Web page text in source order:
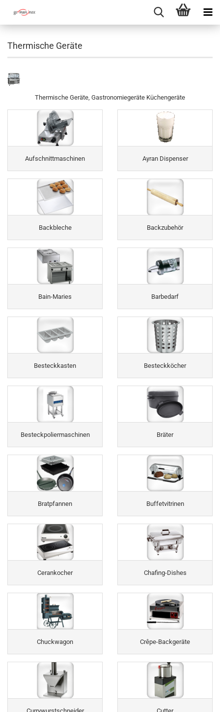
Thermische Geräte
Thermische Geräte, Gastronomiegeräte Küchengeräte
Aufschnittmaschinen Ayran Dispenser
Backbleche Backzubehör
Bain-Maries Barbedarf
Besteckkasten Besteckköcher
Besteckpoliermaschinen Bräter
Bratpfannen Buffetvitrinen
Cerankocher Chafing-Dishes
Chuckwagon Crêpe-Backgeräte
Currywurstschneider Cutter